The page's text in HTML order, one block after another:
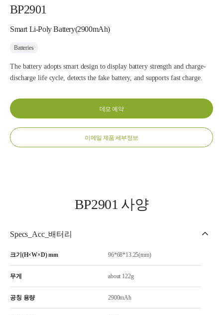
BP2901
Smart Li-Poly Battery(2900mAh)
Batteries
The battery adopts smart design to display battery strength and charge-
discharge life cycle, detects the fake battery, and supports fast charge.
데모 예약
이메일 제품 세부정보
BP2901 사양
Specs_Acc_배터리
크기(H×W×D) mm 96*68*13.25(mm)
무게 about 122g
공칭 용량 2900mAh